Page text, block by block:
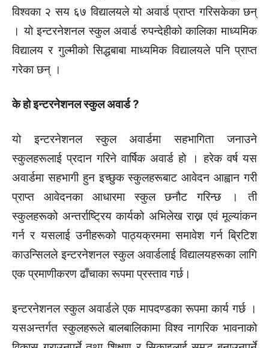
विश्वका २ सय ६७ विद्यालयले यो अवार्ड प्राप्त गरिसकेका छन्
। याे इन्टरनेशनल स्कुल अवार्ड रुपन्देहीको कालिका माध्यमिक
विद्यालय र गुल्मीको सिद्धबाबा माध्यमिक विद्यालयले पनि प्राप्त
गरेका छन् ।
के हो इन्टरनेशनल स्कुल अवार्ड?
यो इन्टरनेशनल स्कुल अवार्डमा सहभागिता जनाउने
स्कुलहरूलाई प्रदान गरिने वार्षिक अवार्ड हो । हरेक वर्ष यस
अवार्डमा सहभागी हुन इच्छुक स्कुलहरूबाट आवेदन आह्वान गरी
प्राप्त आवेदनका आधारमा स्कुल छनौट गरिन्छ । ती
स्कुलहरूको अन्तर्राष्ट्रिय कार्यको अभिलेख राख्न एवं मूल्यांकन
गर्न र यसलाई उनीहरूको पाठ्यक्रममा समावेश गर्न ब्रिटिश
काउन्सिलले इन्टरनेशनल स्कुल अवार्डलाई विद्यालयहरूका लागि
एक प्रमाणीकरण ढाँचाका रूपमा प्रस्ताव गर्छ।
इन्टरनेशनल स्कुल अवार्डले एक मापदण्डका रूपमा कार्य गर्छ ।
यसअन्तर्गत स्कुलहरूले बालबालिकामा विश्व नागरिक भावनाको